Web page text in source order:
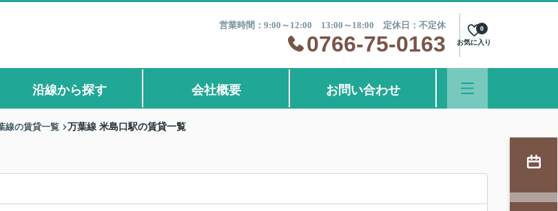
営業時間：9:00～12:00 13:00～18:00 定休日：不定休
0766-75-0163 お気に入り
0
沿線から探す 会社概要 お問い合わせ
線の賃貸一覧 万葉線 米島口駅の賃貸一覧